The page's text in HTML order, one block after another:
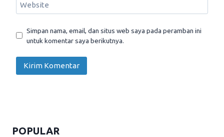
Website
Simpan nama, email, dan situs web saya pada peramban ini
untuk komentar saya berikutnya.
POPULAR